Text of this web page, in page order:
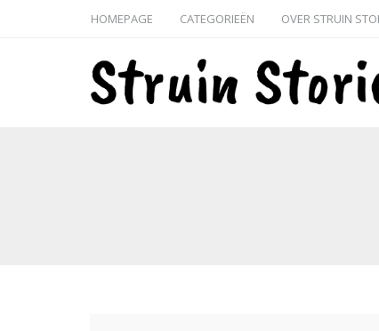
HOMEPAGE CATEGORIEËN OVER STRUIN